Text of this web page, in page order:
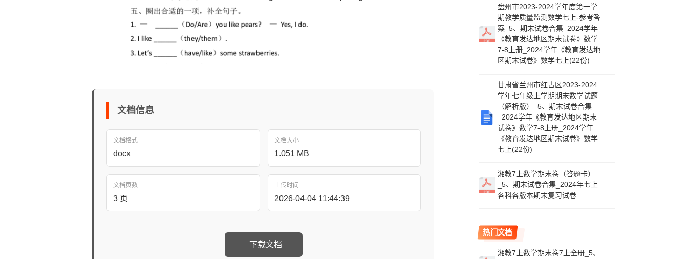
文档信息
文档格式
docx
文档大小
1.051 MB
文档页数
3 页
上传时间
2026-04-04 11:44:39
下载文档
盘州市2023-2024学年度第一学
期教学质量监测数学七上-参考答
案_5、期末试卷合集_2024学年
《教育发达地区期末试卷》数学
7-8上册_2024学年《教育发达地
区期末试卷》数学七上(22份)
甘肃省兰州市红古区2023-2024
学年七年级上学期期末数学试题
（解析版）_5、期末试卷合集
_2024学年《教育发达地区期末
试卷》数学7-8上册_2024学年
《教育发达地区期末试卷》数学
七上(22份)
湘教7上数学期末卷（答题卡）
_5、期末试卷合集_2024年七上
各科各版本期末复习试卷
热门文档
湘教7上数学期末卷7上全册_5、